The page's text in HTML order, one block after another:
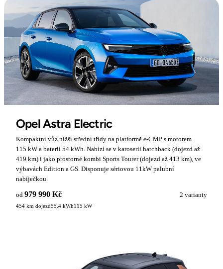
Opel Astra Electric
Kompaktní vůz nižší střední třídy na platformě e-CMP s motorem
115 kW a baterií 54 kWh. Nabízí se v karoserii hatchback (dojezd až
419 km) i jako prostorné kombi Sports Tourer (dojezd až 413 km), ve
výbavách Edition a GS. Disponuje sériovou 11kW palubní
nabíječkou.
od 979 990 Kč 2 varianty
454 km dojezd55.4 kWh115 kW